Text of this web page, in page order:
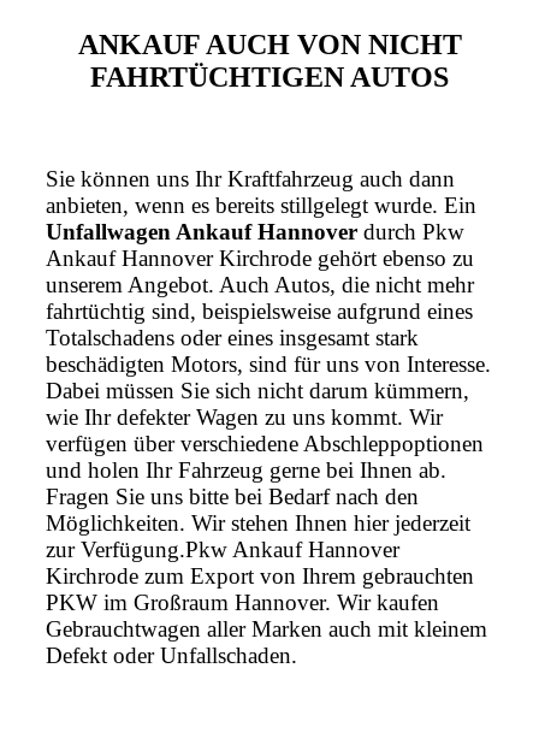
ANKAUF AUCH VON NICHT
FAHRTÜCHTIGEN AUTOS
Sie können uns Ihr Kraftfahrzeug auch dann
anbieten, wenn es bereits stillgelegt wurde. Ein
Unfallwagen Ankauf Hannover durch Pkw
Ankauf Hannover Kirchrode gehört ebenso zu
unserem Angebot. Auch Autos, die nicht mehr
fahrtüchtig sind, beispielsweise aufgrund eines
Totalschadens oder eines insgesamt stark
beschädigten Motors, sind für uns von Interesse.
Dabei müssen Sie sich nicht darum kümmern,
wie Ihr defekter Wagen zu uns kommt. Wir
verfügen über verschiedene Abschleppoptionen
und holen Ihr Fahrzeug gerne bei Ihnen ab.
Fragen Sie uns bitte bei Bedarf nach den
Möglichkeiten. Wir stehen Ihnen hier jederzeit
zur Verfügung.Pkw Ankauf Hannover
Kirchrode zum Export von Ihrem gebrauchten
PKW im Großraum Hannover. Wir kaufen
Gebrauchtwagen aller Marken auch mit kleinem
Defekt oder Unfallschaden.